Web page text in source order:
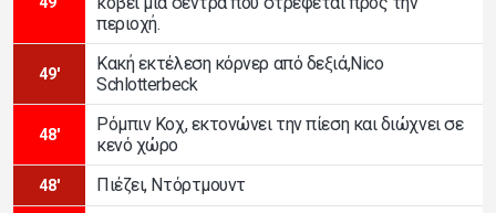
περιοχή.
49'
Κακή εκτέλεση κόρνερ από δεξιά,Nico
Schlotterbeck
48'
Ρόμπιν Κοχ, εκτονώνει την πίεση και διώχνει σε
κενό χώρο
48' Πιέζει, Ντόρτμουντ